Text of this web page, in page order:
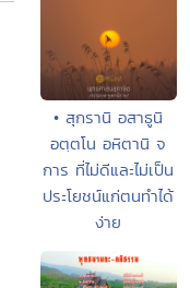
• สุกรานิ อสาธูนิ
อตฺตโน อหิตานิ จ
การ ที่ไม่ดีและไม่เป็น
ประโยชน์แก่ตนทำได้
ง่าย